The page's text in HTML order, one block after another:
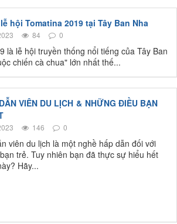
hội Tomatina 2019 tại Tây Ban Nha
84 0
là lễ hội truyền thống nổi tiếng của Tây Ban
chiến cà chua" lớn nhất thế...
VIÊN DU LỊCH & NHỮNG ĐIỀU BẠN
146 0
viên du lịch là một nghề hấp dẫn đối với
trẻ. Tuy nhiên bạn đã thực sự hiểu hết
Hãy...